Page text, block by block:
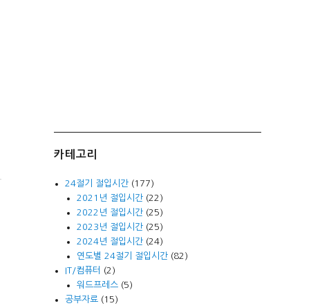
카테고리
24절기 절입시간 (177)
2021년 절입시간(22)
2022년 절입시간(25)
2023년 절입시간(25)
2024년 절입시간(24)
연도별 24절기 절입시간(82)
IT/컴퓨터
(2)
워드프레스(5)
공부자료 (15)